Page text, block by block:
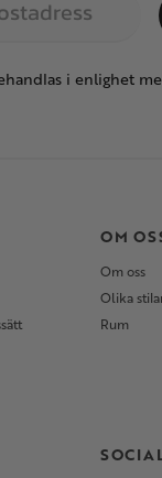
i enlighet
OM
Om oss
Olika
Rum